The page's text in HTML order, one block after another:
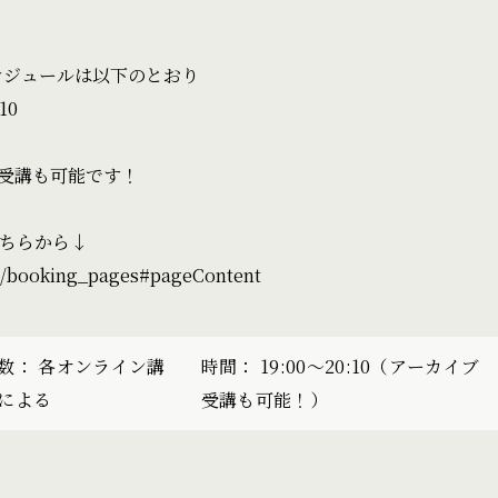
ュールは以下のとおり
も可能です！
らから↓
： 各オンライン講
よる
時間： 19:00〜20:10（アーカイブ
受講も可能！）